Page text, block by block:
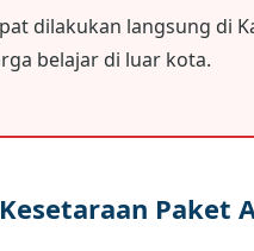
dilakukan langsung di
belajar di luar kota.
Paket